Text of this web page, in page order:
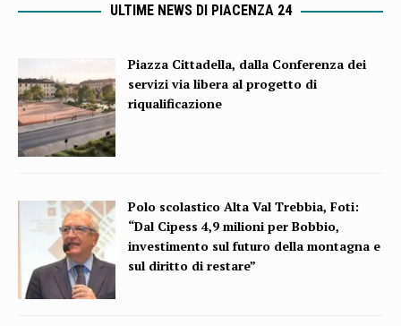
ULTIME NEWS DI PIACENZA 24
Piazza Cittadella, dalla Conferenza dei
servizi via libera al progetto di
riqualificazione
Polo scolastico Alta Val Trebbia, Foti:
“Dal Cipess 4,9 milioni per Bobbio,
investimento sul futuro della montagna e
sul diritto di restare”